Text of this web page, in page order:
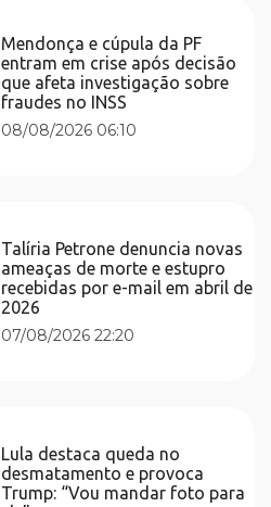
Mendonça e cúpula da PF
entram em crise após decisão
que afeta investigação sobre
fraudes no INSS
08/08/2026 06:10
Talíria Petrone denuncia novas
ameaças de morte e estupro
recebidas por e-mail em abril de
2026
07/08/2026 22:20
Lula destaca queda no
desmatamento e provoca
Trump: “Vou mandar foto para